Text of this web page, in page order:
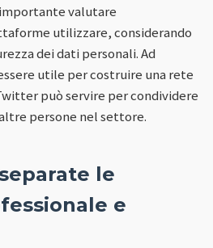
valutare
utilizzare, considerando
dei dati personali. Ad
utile per costruire una rete
può servire per condividere
persone nel settore.
le
e